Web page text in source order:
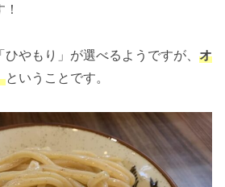
ひやもり」が選べるようですが、 オ
ということです。